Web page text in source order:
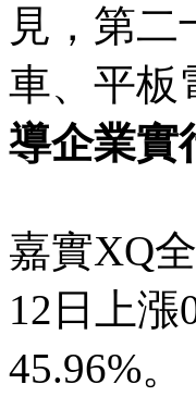
見，第
車、平板
導企業實
嘉實XQ
12日上漲
45.96%。